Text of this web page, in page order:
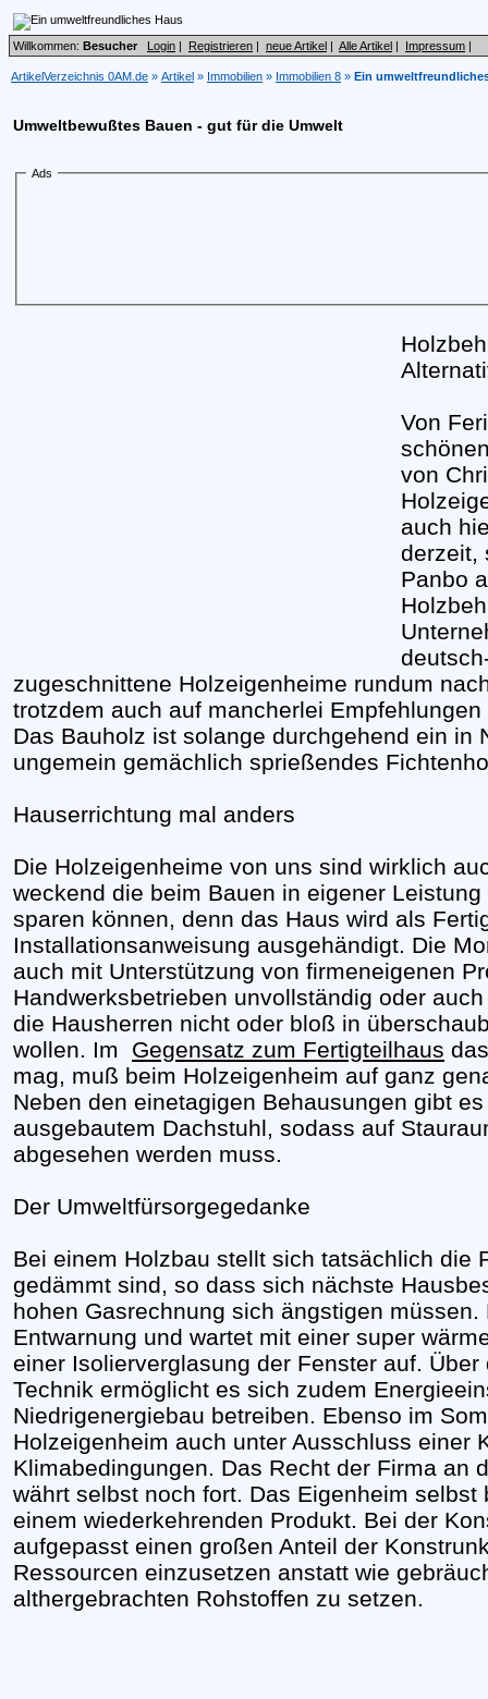
Willkommen: Besucher Login | Registrieren | neue Artikel | Alle Artikel | Impressum |
ArtikelVerzeichnis 0AM.de » Artikel » Immobilien » Immobilien 8 » Ein
Umweltbewußtes Bauen - gut für die Umwelt
Ads
Von
von
auch
derzeit,
Panbo
zugeschnittene Holzeigenheime rundum
trotzdem auch auf mancherlei
Das Bauholz ist solange durchgehend ein in
ungemein gemächlich sprießendes
Hauserrichtung mal anders
Die Holzeigenheime von uns sind wirklich
weckend die beim Bauen in eigener
sparen können, denn das Haus wird als
Installationsanweisung ausgehändigt. Die
auch mit Unterstützung von firmeneigenen
Handwerksbetrieben unvollständig oder
die Hausherren nicht oder bloß in
wollen. Im Gegensatz zum Fertigteilhaus
mag, muß beim Holzeigenheim auf ganz
Neben den einetagigen Behausungen gibt
ausgebautem Dachstuhl, sodass auf
abgesehen werden muss.
Der Umweltfürsorgegedanke
Bei einem Holzbau stellt sich tatsächlich die
gedämmt sind, so dass sich nächste
hohen Gasrechnung sich ängstigen
Entwarnung und wartet mit einer super
einer Isolierverglasung der Fenster auf.
Technik ermöglicht es sich zudem
Niedrigenergiebau betreiben. Ebenso im
Holzeigenheim auch unter Ausschluss einer
Klimabedingungen. Das Recht der Firma an
währt selbst noch fort. Das Eigenheim
einem wiederkehrenden Produkt. Bei der
aufgepasst einen großen Anteil der
Ressourcen einzusetzen anstatt wie
althergebrachten Rohstoffen zu setzen.